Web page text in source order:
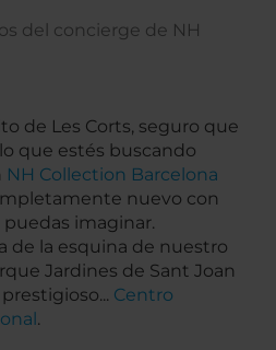
del concierge de NH
de Les Corts, seguro que
que estés buscando
NH Collection Barcelona
nuevo con
imaginar.
de la esquina de nuestro
Jardines de Sant Joan
Centro
.